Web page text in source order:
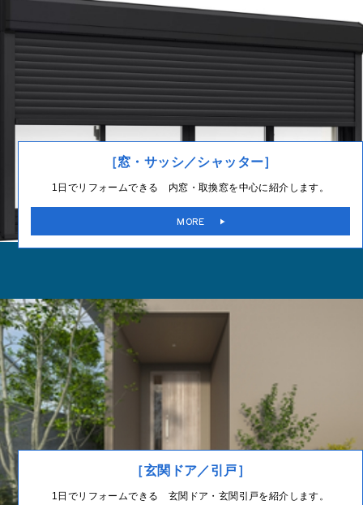
［窓・サッシ／シャッター］
1日でリフォームできる 内窓・取換窓を中心に紹介します。
MORE
［玄関ドア／引戸］
1日でリフォームできる 玄関ドア・玄関引戸を紹介します。